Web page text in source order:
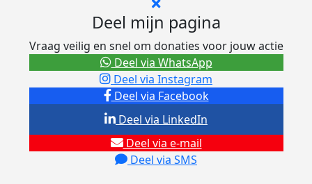
Deel mijn pagina
Vraag veilig en snel om donaties voor jouw actie
Deel via Facebook
Deel via Instagram
Deel via e-mail
Deel via SMS
Deel via LinkedIn
Deel via WhatsApp